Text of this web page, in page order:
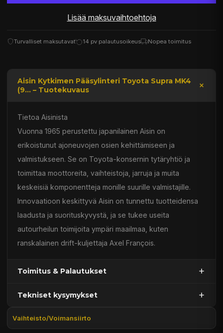
Lisää maksuvaihtoehtoja
Turvalliset maksutavat 14 pv palautusoikeus Nopea toimitus
Aisin Kytkimen Pääsylinteri Toyota Supra MK4
(9... – Tuotekuvaus
Tietoa Aisinista
Vuonna 1965 perustettu japanilainen Aisin on
erikoistunut ajoneuvojen osien kehittämiseen ja
valmistukseen. Se on Toyota-konsernin tytäryhtiö ja
toimittaa moottoreita, vaihteistoja, jarruja ja muita
keskeisiä komponentteja monille suurille valmistajille.
Innovaatioon keskittyvä Aisin on tunnettu tuotteidensa
laadusta ja suorituskyvystä, ja se tukee useita
autourheilun toimijoita ympäri maailmaa, kuten
ranskalainen drift-kuljettaja Axel François.
Toimitus & Palautukset
Kaupan sijainnissa olevat tuotteet 1–3 arkipäivässä
Päävaraston tuotteet 7 arkipäivässä
Tekniset kysymykset
Vaihteisto/Voimansiirto